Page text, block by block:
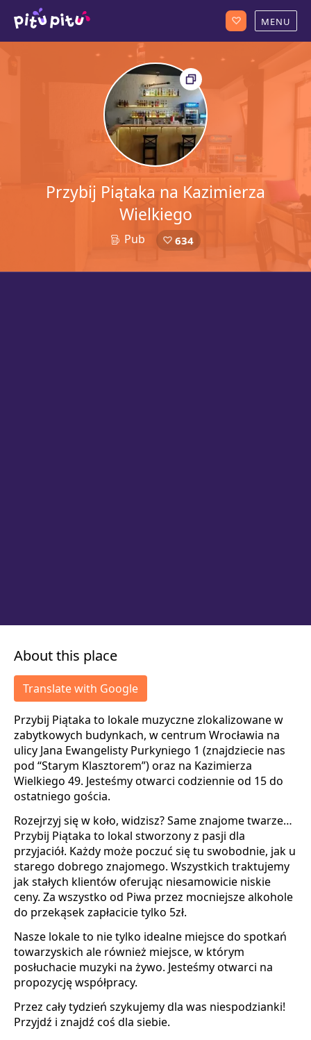
Przybij Piątaka na Kazimierza
Wielkiego
2 Pub 634
About this place
Translate with Google
Przybij Piątaka to lokale muzyczne zlokalizowane w
zabytkowych budynkach, w centrum Wrocławia na
ulicy Jana Ewangelisty Purkyniego 1 (znajdziecie nas
pod “Starym Klasztorem”) oraz na Kazimierza
Wielkiego 49. Jesteśmy otwarci codziennie od 15 do
ostatniego gościa.
Rozejrzyj się w koło, widzisz? Same znajome twarze…
Przybij Piątaka to lokal stworzony z pasji dla
przyjaciół. Każdy może poczuć się tu swobodnie, jak u
starego dobrego znajomego. Wszystkich traktujemy
jak stałych klientów oferując niesamowicie niskie
ceny. Za wszystko od Piwa przez mocniejsze alkohole
do przekąsek zapłacicie tylko 5zł.
Nasze lokale to nie tylko idealne miejsce do spotkań
towarzyskich ale również miejsce, w którym
posłuchacie muzyki na żywo. Jesteśmy otwarci na
propozycję współpracy.
Przez cały tydzień szykujemy dla was niespodzianki!
Przyjdź i znajdź coś dla siebie.